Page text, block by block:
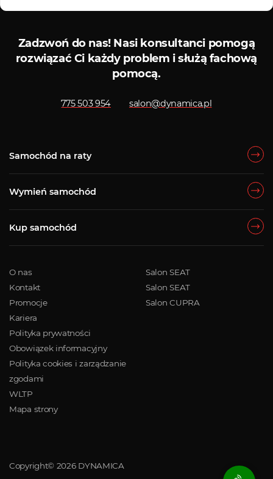
Zadzwoń do nas!Nasi konsultanci pomogą
rozwiązać Ci każdy problem i służą fachową
pomocą.
775 503 954 salon@dynamica.pl
Samochód na raty
Wymień samochód
Kup samochód
O nas
Kontakt
Promocje
Kariera
Polityka prywatności
Obowiązek informacyjny
Polityka cookies i zarządzanie
zgodami
WLTP
Mapa strony
Salon SEAT
Salon SEAT
Salon CUPRA
Copyright© 2026 DYNAMICA